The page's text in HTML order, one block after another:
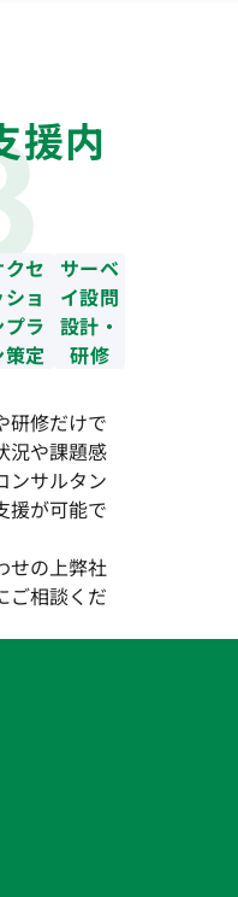
援内
クセ
ショ
プラ
策定
サーベ
イ設問
設計・
研修
研修だけで
況や課題感
ンサルタン
援が可能で
せの上弊社
ご相談くだ